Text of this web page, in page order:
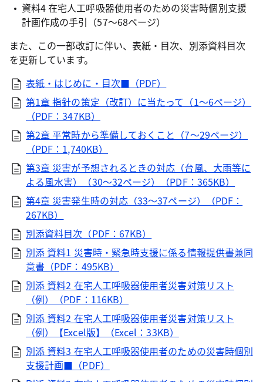
資料4 在宅人工呼吸器使用者のための災害時個別支援
計画作成の手引（57～68ページ）
また、この一部改訂に伴い、表紙・目次、別添資料目次
を更新しています。
表紙・はじめに・目次■（PDF）
第1章 指針の策定（改訂）に当たって（1～6ページ）
（PDF：347KB）
第2章 平常時から準備しておくこと（7～29ページ）
（PDF：1,740KB）
第3章 災害が予想されるときの対応（台風、大雨等に
よる風水害）（30～32ページ）（PDF：365KB）
第4章 災害発生時の対応（33～37ページ）（PDF：
267KB）
別添資料目次（PDF：67KB）
別添 資料1 災害時・緊急時支援に係る情報提供書兼同
意書（PDF：495KB）
別添 資料2 在宅人工呼吸器使用者災害対策リスト
（例）（PDF：116KB）
別添 資料2 在宅人工呼吸器使用者災害対策リスト
（例）【Excel版】（Excel：33KB）
別添 資料3 在宅人工呼吸器使用者のための災害時個別
支援計画■（PDF）